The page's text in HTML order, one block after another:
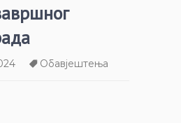
Обавјештења